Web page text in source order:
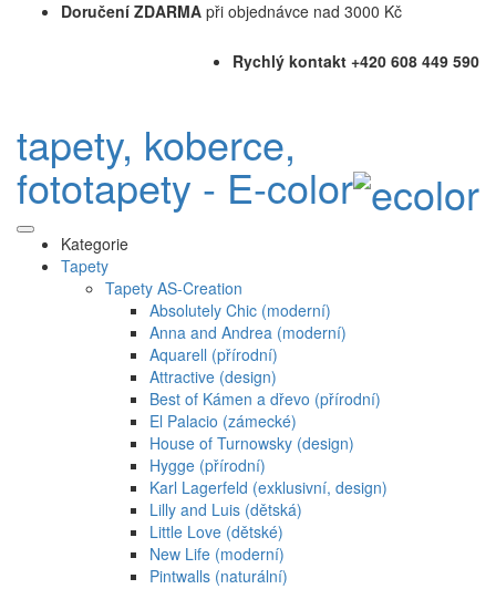
Doručení ZDARMA při objednávce nad 3000 Kč
Rychlý kontakt +420 608 449 590
tapety, koberce,
fototapety - E-color
Kategorie
Tapety
Tapety AS-Creation
Absolutely Chic (moderní)
Anna and Andrea (moderní)
Aquarell (přírodní)
Attractive (design)
Best of Kámen a dřevo (přírodní)
El Palacio (zámecké)
House of Turnowsky (design)
Hygge (přírodní)
Karl Lagerfeld (exklusivní, design)
Lilly and Luis (dětská)
Little Love (dětské)
New Life (moderní)
Pintwalls (naturální)